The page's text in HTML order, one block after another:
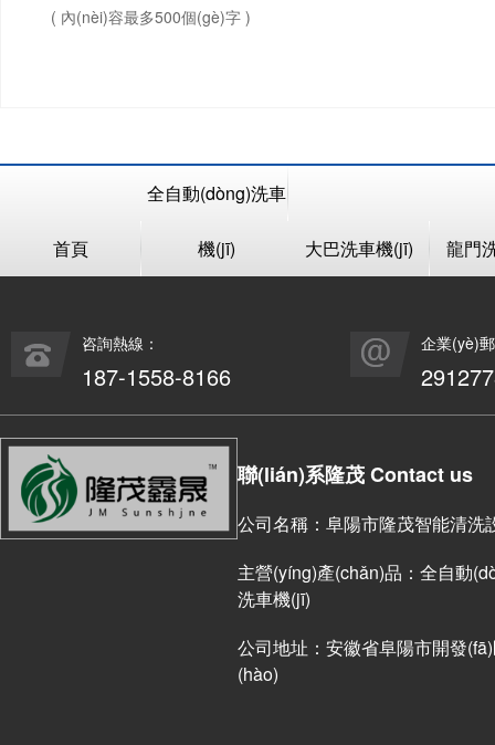
( 內(nèi)容最多500個(gè)字 )
首頁
全自動(dòng)洗車
機(jī) 大巴洗車機(jī) 龍門
咨詢熱線：
187-1558-8166
企業(yè)
聯(lián)系隆茂 Contact us
公司名稱：阜陽市隆茂智能清洗
主營(yíng)產(chǎn)品：全自動
洗車機(jī)
公司地址：安徽省阜陽市開發
(hào)